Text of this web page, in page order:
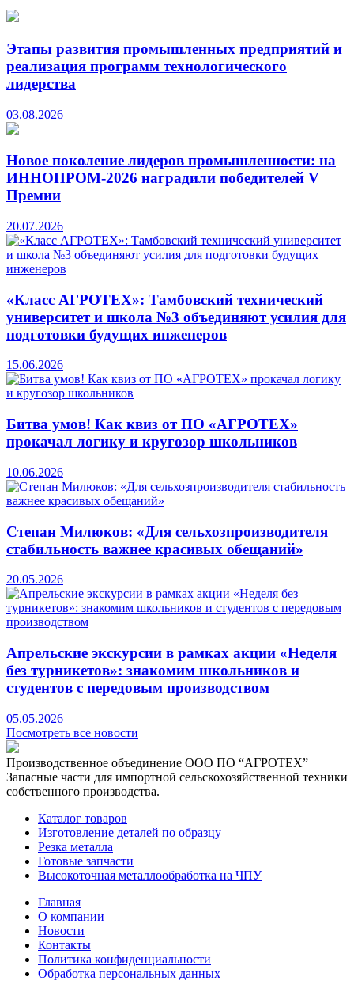
Этапы развития промышленных предприятий и
реализация программ технологического
лидерства
03.08.2026
Новое поколение лидеров промышленности: на
ИННОПРОМ-2026 наградили победителей V
Премии
20.07.2026
«Класс АГРОТЕХ»: Тамбовский технический
университет и школа №3 объединяют усилия для
подготовки будущих инженеров
15.06.2026
Битва умов! Как квиз от ПО «АГРОТЕХ»
прокачал логику и кругозор школьников
10.06.2026
Степан Милюков: «Для сельхозпроизводителя
стабильность важнее красивых обещаний»
20.05.2026
Апрельские экскурсии в рамках акции «Неделя
без турникетов»: знакомим школьников и
студентов с передовым производством
05.05.2026
Посмотреть все новости
Производственное объединение ООО ПО “АГРОТЕХ”
Запасные части для импортной сельскохозяйственной техники
собственного производства.
Каталог товаров
Изготовление деталей по образцу
Резка металла
Готовые запчасти
Высокоточная металлообработка на ЧПУ
Главная
О компании
Новости
Контакты
Политика конфиденциальности
Обработка персональных данных